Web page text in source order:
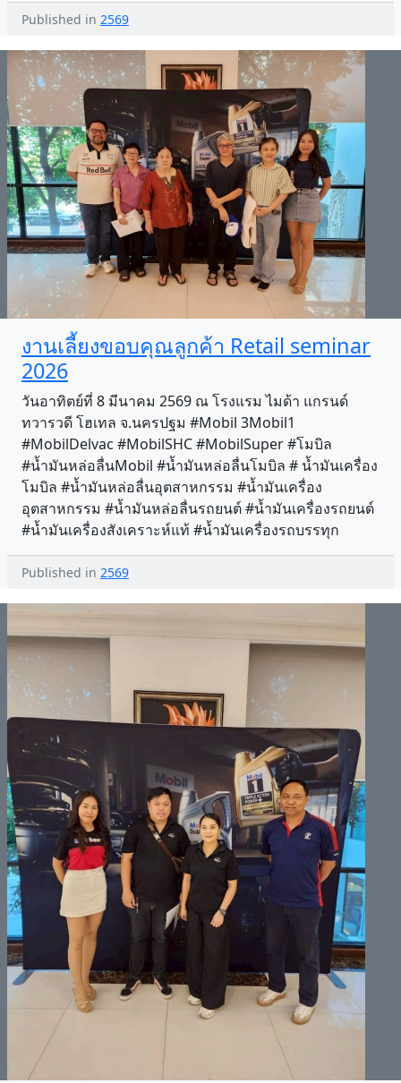
Published in 2569
งานเลี้ยงขอบคุณลูกค้า Retail seminar
2026
วันอาทิตย์ที่ 8 มีนาคม 2569 ณ โรงแรม ไมด้า แกรนด์
ทวารวดี โฮเทล จ.นครปฐม #Mobil 3Mobil1
#MobilDelvac #MobilSHC #MobilSuper #โมบิล
#น้ำมันหล่อลื่นMobil #น้ำมันหล่อลื่นโมบิล # น้ำมันเครื่อง
โมบิล #น้ำมันหล่อลื่นอุตสาหกรรม #น้ำมันเครื่อง
อุตสาหกรรม #น้ำมันหล่อลื่นรถยนต์ #น้ำมันเครื่องรถยนต์
#น้ำมันเครื่องสังเคราะห์แท้ #น้ำมันเครื่องรถบรรทุก
Published in 2569